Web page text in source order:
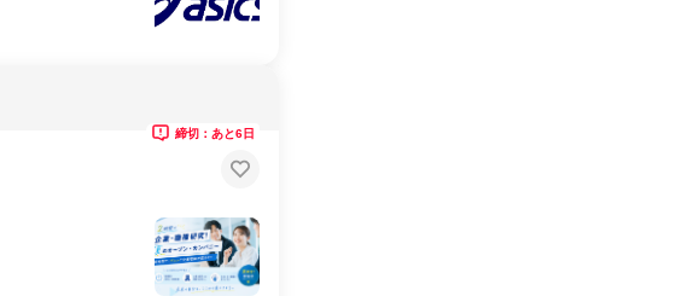
締切：あと6日